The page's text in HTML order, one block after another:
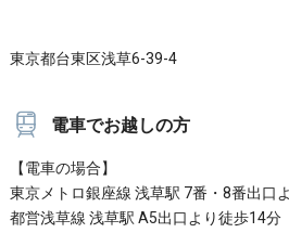
東京都台東区浅草6-39-4
電車でお越しの方
【電車の場合】
東京メトロ銀座線 浅草駅 7番・8番出口
都営浅草線 浅草駅 A5出口より徒歩14分